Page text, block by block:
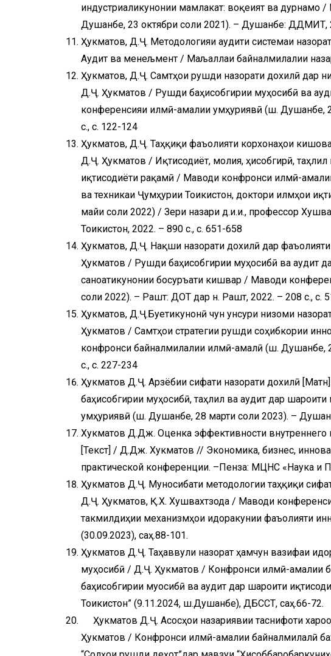
индустриаликунонии мамлакат: воқеият ва
Душанбе, 23 октябри соли 2021). – Душанбе: ДДМИТ,
Ҳукматов, Д.Ҷ. Методологияи аудити системаи
Аудит ва менељмент / Маљаллаи байналмилалии
Ҳукматов, Д.Ҷ. Самтҳои рушди назорати дохилӣ дар
Д.Ҷ. Ҳукматов / Рушди баҳисобгирии муҳосибӣ ва
конференсияи илмӣ-амалии ҷумҳуриявӣ (ш.
с., с. 122-124
Ҳукматов, Д.Ҷ. Таҳқиқи фаъолияти корхонаҳои
Д.Ҷ. Ҳукматов / Иқтисодиёт, молия, ҳисобгирӣ,
иқтисодиёти рақамӣ / Маводи конфронси илмӣ-
ва техникаи Ҷумҳурии Тоҷикистон, доктори илмҳои
майи соли 2022) / Зери назари д.и.и., профессор
Тоҷикистон, 2022. – 890 с., с. 651-658
Ҳукматов, Д.Ҷ. Нақши назорати дохилӣ дар
Ҳукматов / Рушди баҳисобгирии муҳосибӣ ва аудит
саноатикунонии босуръати кишвар / Маводи
соли 2022). – Рашт: ДОТ дар н. Рашт, 2022. – 208 с., с.
Ҳукматов, Д.Ҷ.Буҷетикунонӣ чун унсури низоми
Ҳукматов / Самтҳои стратегии рушди соҳибкории
конфронси байналмилалии илмӣ-амалӣ (ш. Душанбе,
с., с. 227-234
Ҳукматов Д.Ҷ. Арзёбии сифати назорати дохилӣ
баҳисобгирии муҳосибӣ, таҳлил ва аудит дар
ҷумҳуриявӣ (ш. Душанбе, 28 марти соли 2023). –
Хукматов Д.Дж. Оценка эффективности внутреннего
[Текст] / Д.Дж. Хукматов // Экономика, бизнес,
практической конференции. –Пенза: МЦНС «Наука и
Ҳукматов Д.Ҷ. Муносибати методологии таҳқиқи
Д.Ҷ. Ҳукматов, Қ.Х. Хушвахтзода / Маводи
такмилдиҳии механизмҳои идоракунии фаъолияти
(30.09.2023), саҳ.88-101.
Ҳукматов Д.Ҷ. Таҳаввули назорат ҳамчун вазифаи
муҳосибӣ / Д.Ҷ. Ҳукматов / Конфронси илмӣ-амалии
баҳисобгирии муосибӣ ва аудит дар шароити
Тоҷикистон” (9.11.2024, ш.Душанбе), ДБССТ, саҳ.66-72.
Ҳукматов Д.Ҷ. Асосҳои назариявии таснифоти
Ҳукматов / Конфронси илмӣ-амалии байналмилалӣ